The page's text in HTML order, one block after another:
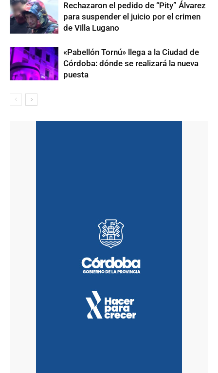
Rechazaron el pedido de “Pity” Álvarez
para suspender el juicio por el crimen
de Villa Lugano
«Pabellón Tornú» llega a la Ciudad de
Córdoba: dónde se realizará la nueva
puesta